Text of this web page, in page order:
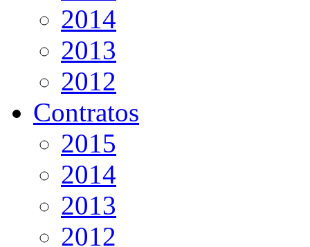
2014
2013
2012
Contratos
2015
2014
2013
2012